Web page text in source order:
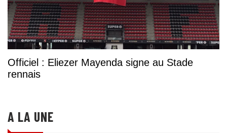
Officiel : Eliezer Mayenda signe au Stade
rennais
A LA UNE